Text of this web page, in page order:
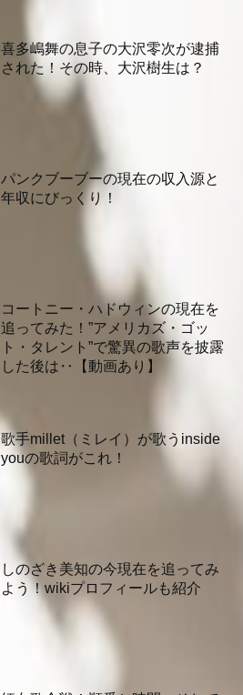
喜多嶋舞の息子の大沢零次が逮捕
された！その時、大沢樹生は？
パンクブーブーの現在の収入源と
年収にびっくり！
コートニー・ハドウィンの現在を
追ってみた！”アメリカズ・ゴッ
ト・タレント”で驚異の歌声を披露
した後は‥【動画あり】
歌手millet（ミレイ）が歌うinside
youの歌詞がこれ！
しのざき美知の今現在を追ってみ
よう！wikiプロフィールも紹介